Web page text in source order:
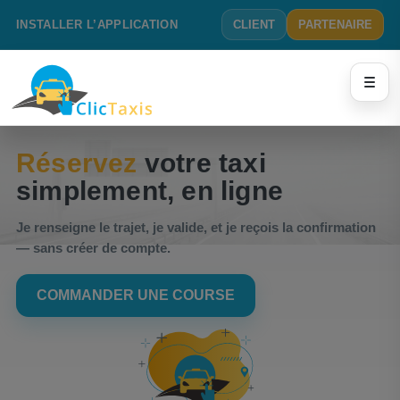
INSTALLER L’APPLICATION CLIENT PARTENAIRE
Réservez votre taxi
simplement, en ligne
Je renseigne le trajet, je valide, et je reçois la confirmation
— sans créer de compte.
COMMANDER UNE COURSE